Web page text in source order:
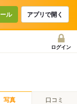
ル アプリで開く
ログイン
写真 口コミ